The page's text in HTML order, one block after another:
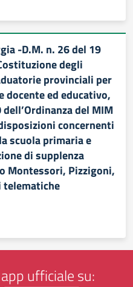
-D.M. n. 26 del 19
degli
provinciali per
docente ed educativo,
del MIM
concernenti
scuola primaria e
di supplenza
Montessori, Pizzigoni,
telematiche
ufficiale su: